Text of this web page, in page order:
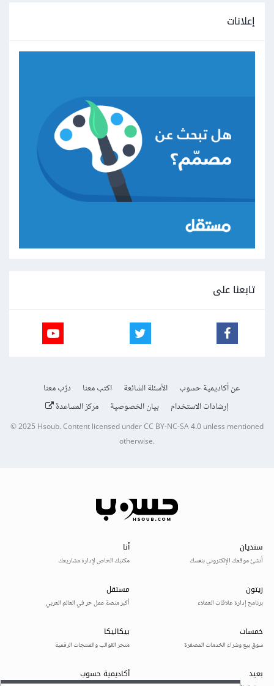
إعلانات
تابعنا على
عن أكاديمية حسوب الأسئلة الشائعة اكتب معنا
درّب معنا
إرشادات الاستخدام
بيان الخصوصية مركز المساعدة
© 2025Hsoub.Content licensed underCC BY-NC-SA 4.0unless mentioned
otherwise.